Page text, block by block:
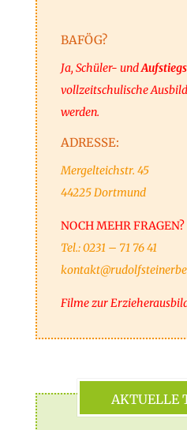
BAFÖG?
Ja, Schüler- und
vollzeitschulische
werden.
ADRESSE:
Mergelteichstr. 45
44225 Dortmund
NOCH MEHR FRAGEN?
Tel.: 0231 – 71 76 41
Filme zur
AKTUELLE